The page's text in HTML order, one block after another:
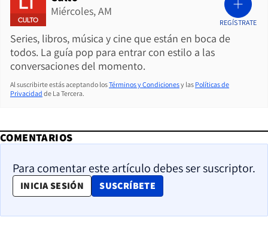
Miércoles, AM
Series, libros, música y cine que están en boca de
todos. La guía pop para entrar con estilo a las
conversaciones del momento.
REGÍSTRATE
Al suscribirte estás aceptando losTérminos y Condicionesy las Políticas de
Privacidad de La Tercera.
COMENTARIOS
Para comentar este artículo debes ser suscriptor.
INICIA SESIÓN SUSCRÍBETE
OPENS IN NEW WINDOW